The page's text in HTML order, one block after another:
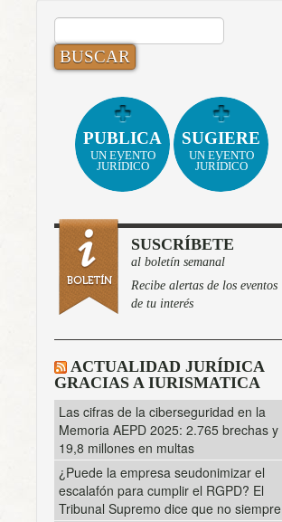
BUSCAR:
PUBLICA
UN EVENTO
JURÍDICO
SUGIERE
UN EVENTO
JURÍDICO
SUSCRÍBETE
al boletín semanal
Recibe alertas de los eventos
de tu interés
ACTUALIDAD JURÍDICA
GRACIAS A IURISMATICA
Las cifras de la ciberseguridad en la
Memoria AEPD 2025: 2.765 brechas y
19,8 millones en multas
¿Puede la empresa seudonimizar el
escalafón para cumplir el RGPD? El
Tribunal Supremo dice que no siempre